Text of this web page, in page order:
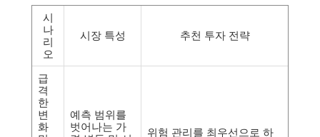
시
나
리
오
시장 특성 추천 투자 전략
급
격
한
변
화
예측 범위를
벗어나는 가
위험 관리를 최우선으로 하